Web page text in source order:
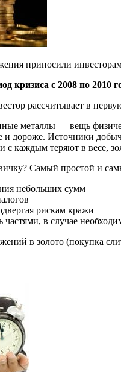
приносили
кризиса с 2008 по 2010
рассчитывает в
металлы — вещь
и дороже. Источники
с каждым теряют в весе,
Самый простой и
небольших сумм
рискам кражи
в случае
в золото (покупка